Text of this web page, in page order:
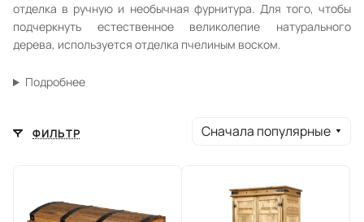
отделка в ручную и необычная фурнитура. Для того, чтобы
подчеркнуть естественное великолепие натурального
дерева, используется отделка пчелиным воском.
Подробнее
ФИЛЬТР Сначала популярные